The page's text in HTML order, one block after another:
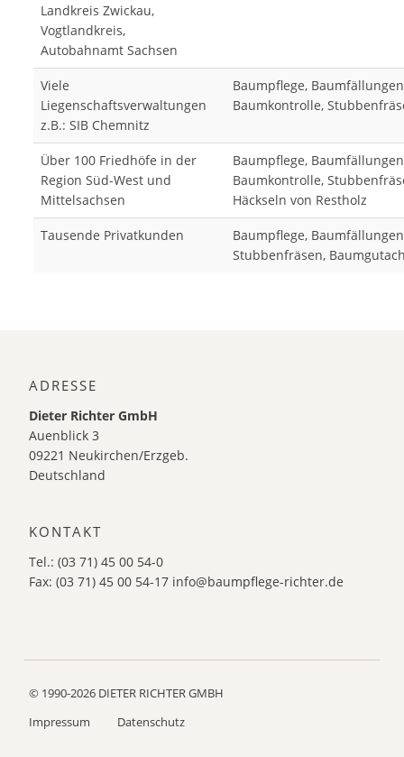
Landkreis Zwickau,
Vogtlandkreis,
Autobahnamt Sachsen
Viele
Liegenschaftsverwaltungen
z.B.: SIB Chemnitz
Baumpflege,
Baumkontrolle,
Über 100 Friedhöfe in der
Region Süd-West und
Mittelsachsen
Baumpflege,
Baumkontrolle,
Häckseln von Restholz
Tausende Privatkunden
Baumpflege,
Stubbenfräsen,
ADRESSE
Dieter Richter GmbH
Auenblick 3
09221 Neukirchen/Erzgeb.
Deutschland
KONTAKT
Tel.: (03 71) 45 00 54-0
Fax: (03 71) 45 00 54-17 info@baumpflege-richter.de
© 1990-2026 DIETER RICHTER GMBH
Impressum
Datenschutz